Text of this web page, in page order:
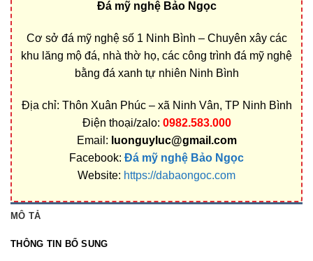
Đá mỹ nghệ Bảo Ngọc
Cơ sở đá mỹ nghệ số 1 Ninh Bình – Chuyên xây các
khu lăng mộ đá, nhà thờ họ, các công trình đá mỹ nghệ
bằng đá xanh tự nhiên Ninh Bình
Địa chỉ: Thôn Xuân Phúc – xã Ninh Vân, TP Ninh Bình
Điện thoại/zalo: 0982.583.000
Email: luonguyluc@gmail.com
Facebook: Đá mỹ nghệ Bảo Ngọc
Website: https://dabaongoc.com
MÔ TẢ
THÔNG TIN BỔ SUNG